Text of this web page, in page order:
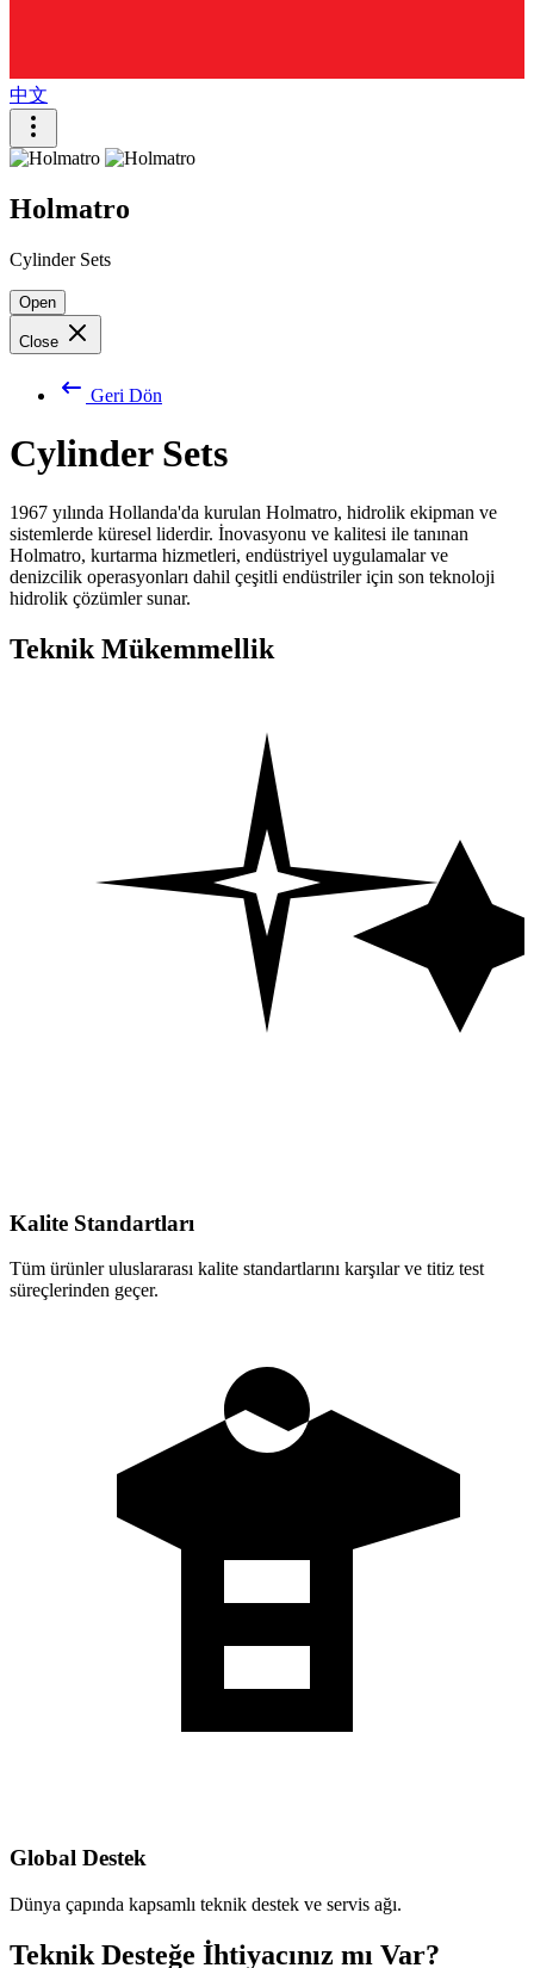
中文
Holmatro
Cylinder Sets
Open
Close
Geri Dön
Cylinder Sets
1967 yılında Hollanda'da kurulan Holmatro, hidrolik ekipman ve
sistemlerde küresel liderdir. İnovasyonu ve kalitesi ile tanınan
Holmatro, kurtarma hizmetleri, endüstriyel uygulamalar ve
denizcilik operasyonları dahil çeşitli endüstriler için son teknoloji
hidrolik çözümler sunar.
Teknik Mükemmellik
Kalite Standartları
Tüm ürünler uluslararası kalite standartlarını karşılar ve titiz test
süreçlerinden geçer.
Global Destek
Dünya çapında kapsamlı teknik destek ve servis ağı.
Teknik Desteğe İhtiyacınız mı Var?